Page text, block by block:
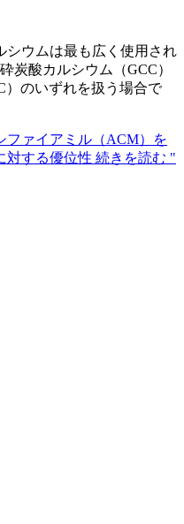
シウムは最も広く使用され
炭酸カルシウム（GCC）
）のいずれを扱う場合で
ファイアミル（ACM）を
対する優位性 続きを読む "